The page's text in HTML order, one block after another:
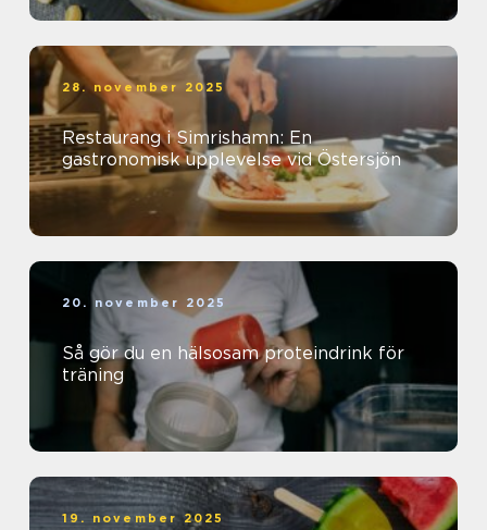
28. november 2025
Restaurang i Simrishamn: En
gastronomisk upplevelse vid Östersjön
20. november 2025
Så gör du en hälsosam proteindrink för
träning
19. november 2025